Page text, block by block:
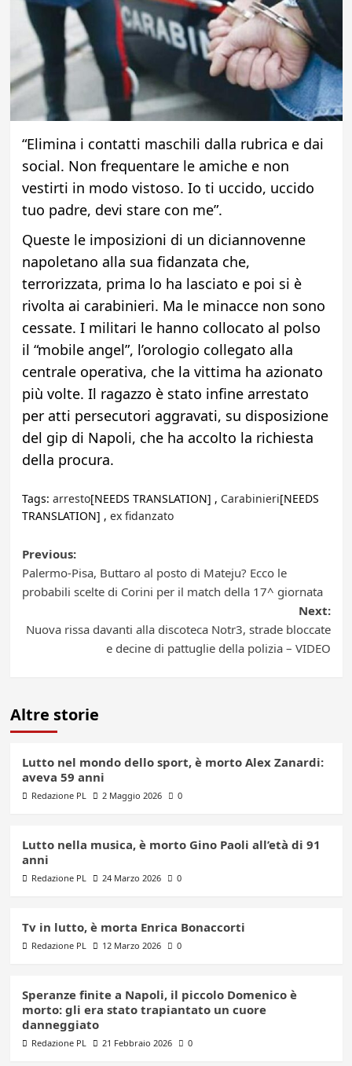
“Elimina i contatti maschili dalla rubrica e dai
social. Non frequentare le amiche e non
vestirti in modo vistoso. Io ti uccido, uccido
tuo padre, devi stare con me”.
Queste le imposizioni di un diciannovenne
napoletano alla sua fidanzata che,
terrorizzata, prima lo ha lasciato e poi si è
rivolta ai carabinieri. Ma le minacce non sono
cessate. I militari le hanno collocato al polso
il “mobile angel”, l’orologio collegato alla
centrale operativa, che la vittima ha azionato
più volte. Il ragazzo è stato infine arrestato
per atti persecutori aggravati, su disposizione
del gip di Napoli, che ha accolto la richiesta
della procura.
Tags: arresto[NEEDS TRANSLATION] , Carabinieri[NEEDS
TRANSLATION] , ex fidanzato
Post
navigation
Previous:
Palermo-Pisa, Buttaro al posto di Mateju? Ecco le
probabili scelte di Corini per il match della 17^ giornata
Next:
Nuova rissa davanti alla discoteca Notr3, strade bloccate
e decine di pattuglie della polizia – VIDEO
Altre storie
Lutto nel mondo dello sport, è morto Alex Zanardi:
aveva 59 anni
Redazione PL 2 Maggio 2026 0
Lutto nella musica, è morto Gino Paoli all’età di 91
anni
Redazione PL 24 Marzo 2026 0
Tv in lutto, è morta Enrica Bonaccorti
Redazione PL 12 Marzo 2026 0
Speranze finite a Napoli, il piccolo Domenico è
morto: gli era stato trapiantato un cuore
danneggiato
Redazione PL 21 Febbraio 2026 0